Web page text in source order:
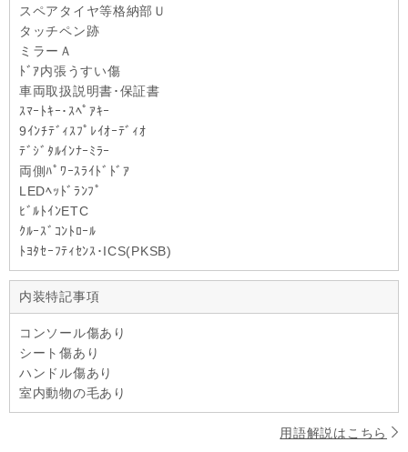
スペアタイヤ等格納部Ｕ
タッチペン跡
ミラーＡ
ﾄﾞｱ内張うすい傷
車両取扱説明書･保証書
ｽﾏｰﾄｷｰ･ｽﾍﾟｱｷｰ
9ｲﾝﾁﾃﾞｨｽﾌﾟﾚｲｵｰﾃﾞｨｵ
ﾃﾞｼﾞﾀﾙｲﾝﾅｰﾐﾗｰ
両側ﾊﾟﾜｰｽﾗｲﾄﾞﾄﾞｱ
LEDﾍｯﾄﾞﾗﾝﾌﾟ
ﾋﾞﾙﾄｲﾝETC
ｸﾙｰｽﾞｺﾝﾄﾛｰﾙ
ﾄﾖﾀｾｰﾌﾃｨｾﾝｽ･ICS(PKSB)
内装特記事項
コンソール傷あり
シート傷あり
ハンドル傷あり
室内動物の毛あり
用語解説はこちら